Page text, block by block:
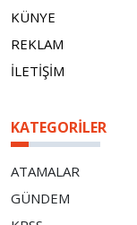
KÜNYE
REKLAM
İLETİŞİM
KATEGORILER
ATAMALAR
GÜNDEM